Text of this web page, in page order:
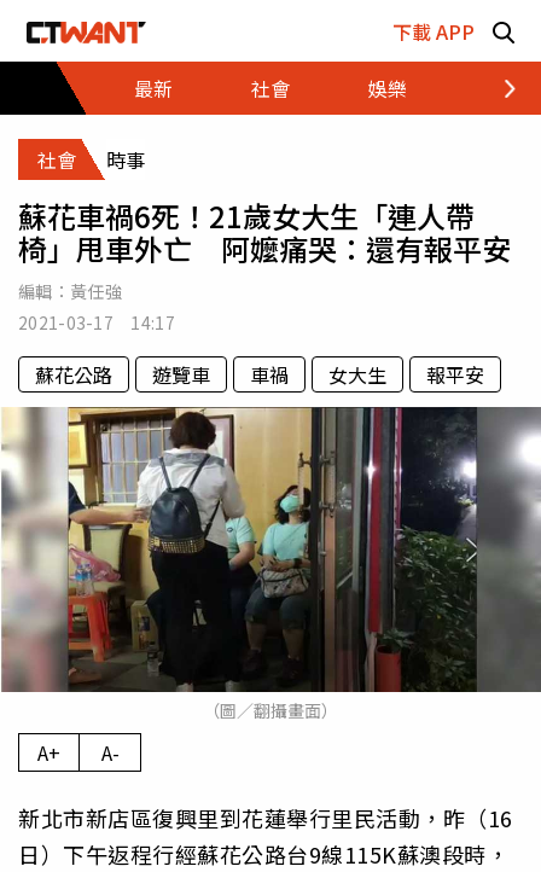
下載 APP
最新
社會 娛樂 財經
社會 時事
蘇花車禍6死！21歲女大生「連人帶
椅」甩車外亡 阿嬤痛哭：還有報平安
編輯： 黃任強
2021-03-17 14:17
蘇花公路 遊覽車 車禍 女大生 報平安
（圖／翻攝畫面）
A+ A-
新北市新店區復興里到花蓮舉行里民活動，昨（16
日）下午返程行經蘇花公路台9線115K蘇澳段時，